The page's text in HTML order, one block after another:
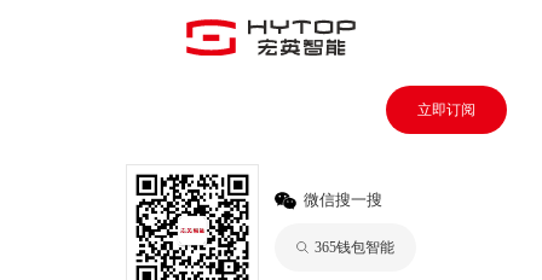
立即订阅
微信搜一搜
365钱包智能